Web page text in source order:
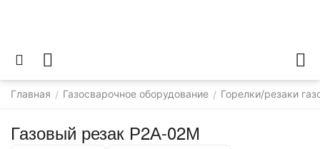
Главная / Газосварочное оборудование / Горелки/резаки
Газовый резак Р2А-02М